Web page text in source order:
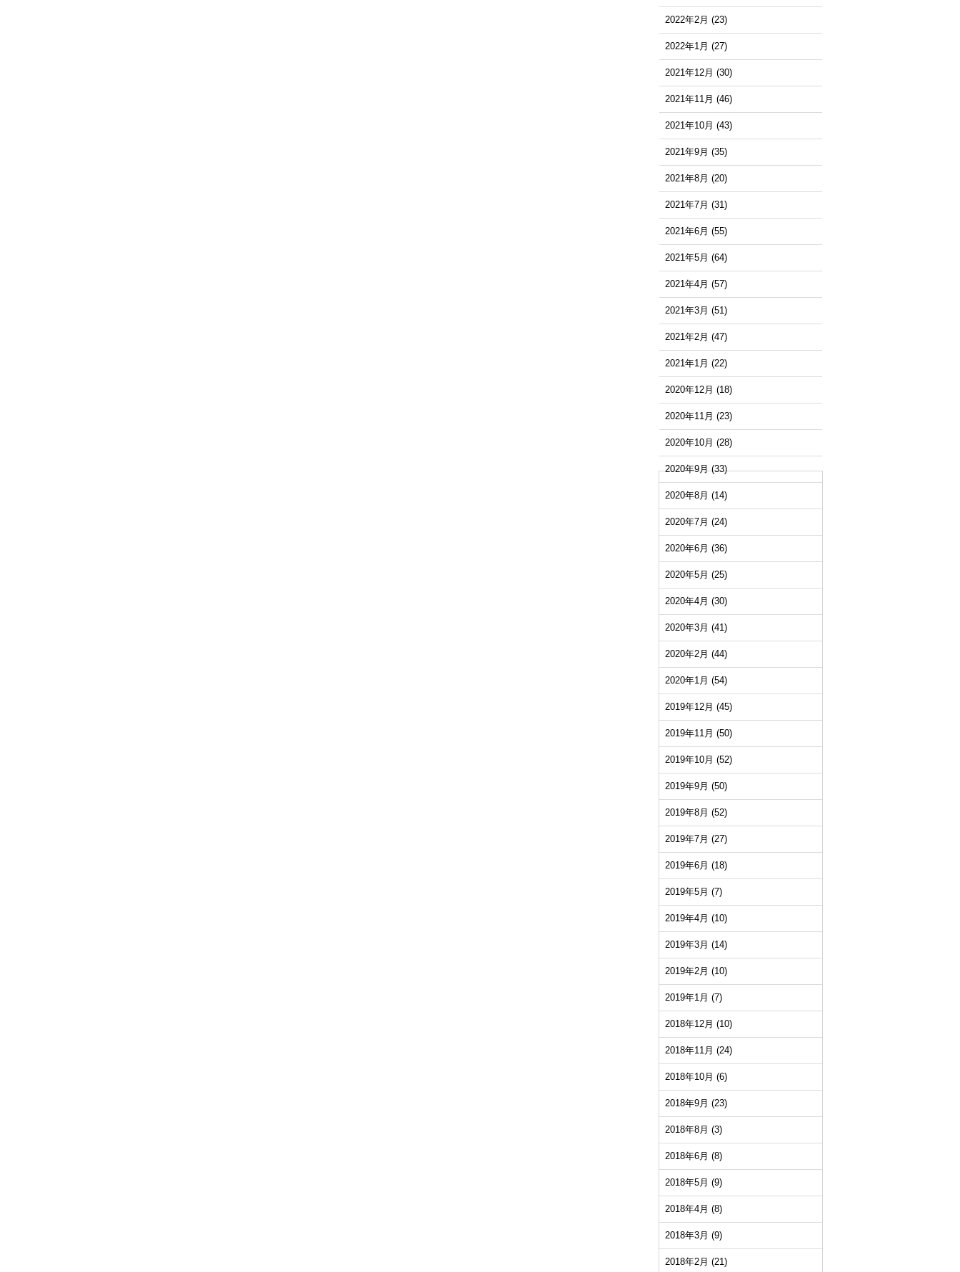
2022年2月 (23)
2022年1月 (27)
2021年12月 (30)
2021年11月 (46)
2021年10月 (43)
2021年9月 (35)
2021年8月 (20)
2021年7月 (31)
2021年6月 (55)
2021年5月 (64)
2021年4月 (57)
2021年3月 (51)
2021年2月 (47)
2021年1月 (22)
2020年12月 (18)
2020年11月 (23)
2020年10月 (28)
2020年9月(33)
2020年8月 (14)
2020年7月 (24)
2020年6月 (36)
2020年5月 (25)
2020年4月 (30)
2020年3月 (41)
2020年2月 (44)
2020年1月 (54)
2019年12月 (45)
2019年11月 (50)
2019年10月 (52)
2019年9月 (50)
2019年8月 (52)
2019年7月 (27)
2019年6月 (18)
2019年5月 (7)
2019年4月 (10)
2019年3月 (14)
2019年2月 (10)
2019年1月 (7)
2018年12月 (10)
2018年11月 (24)
2018年10月 (6)
2018年9月 (23)
2018年8月 (3)
2018年6月 (8)
2018年5月 (9)
2018年4月 (8)
2018年3月 (9)
2018年2月 (21)